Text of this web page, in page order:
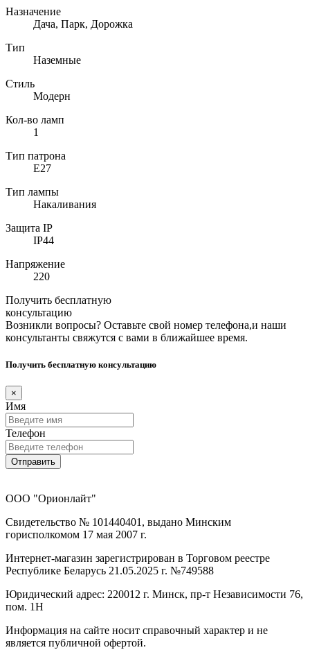
Назначение
Дача, Парк, Дорожка
Тип
Наземные
Стиль
Модерн
Кол-во ламп
1
Тип патрона
E27
Тип лампы
Накаливания
Защита IP
IP44
Напряжение
220
Получить бесплатную
консультацию
Возникли вопросы? Оставьте свой номер телефона,и наши
консультанты свяжутся с вами в ближайшее время.
Получить бесплатную консультацию
×
Имя
Телефон
Отправить
ООО "Орионлайт"
Свидетельство № 101440401, выдано Минским
горисполкомом 17 мая 2007 г.
Интернет-магазин зарегистрирован в Торговом реестре
Республике Беларусь 21.05.2025 г. №749588
Юридический адрес: 220012 г. Минск, пр-т Независимости 76,
пом. 1Н
Информация на сайте носит справочный характер и не
является публичной офертой.